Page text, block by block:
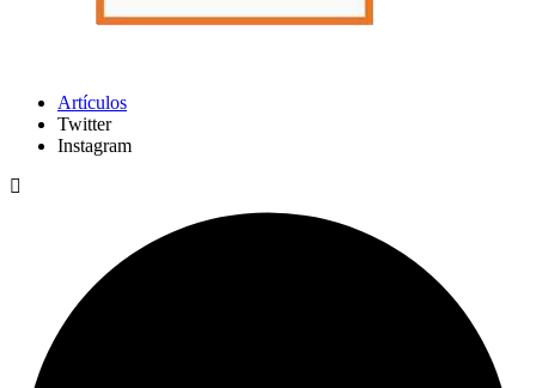
Artículos
Twitter
Instagram